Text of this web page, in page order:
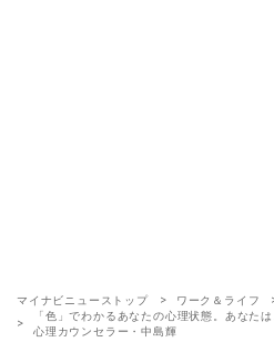
マイナビニューストップ ワーク＆ライフ
「色」でわかるあなたの心理状態。あなた
心理カウンセラー・中島輝